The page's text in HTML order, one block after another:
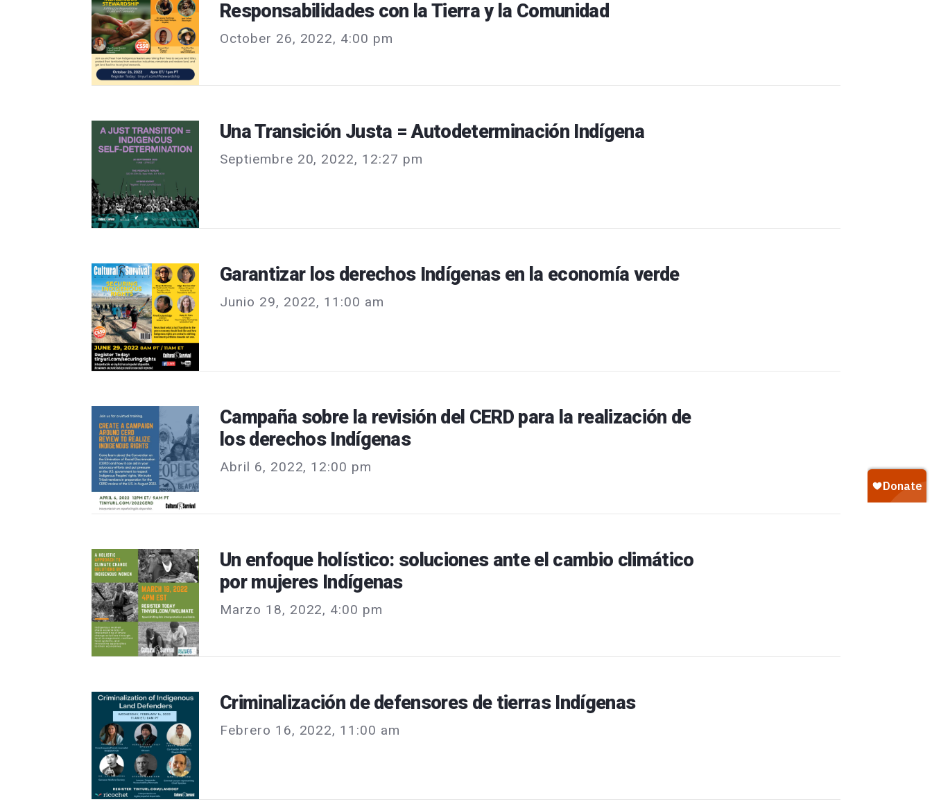
Responsabilidades con la Tierra y la Comunidad
October 26, 2022, 4:00 pm
Una Transición Justa = Autodeterminación Indígena
Septiembre 20, 2022, 12:27 pm
Garantizar los derechos Indígenas en la economía verde
Junio 29, 2022, 11:00 am
Campaña sobre la revisión del CERD para la realización de
los derechos Indígenas
Abril 6, 2022, 12:00 pm
Un enfoque holístico: soluciones ante el cambio climático
por mujeres Indígenas
Marzo 18, 2022, 4:00 pm
Criminalización de defensores de tierras Indígenas
Febrero 16, 2022, 11:00 am